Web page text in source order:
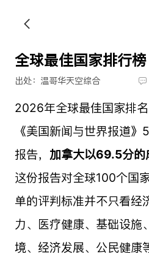
全球最佳国家排行榜
出处：温哥华天空综合
2026年全球最佳国家排名
《美国新闻与世界报道
报告， 加拿大以69.5分的
这份报告对全球100个国
单的评判标准并不只看经
力、医疗健康、基础设施
境、经济发展、公民健康